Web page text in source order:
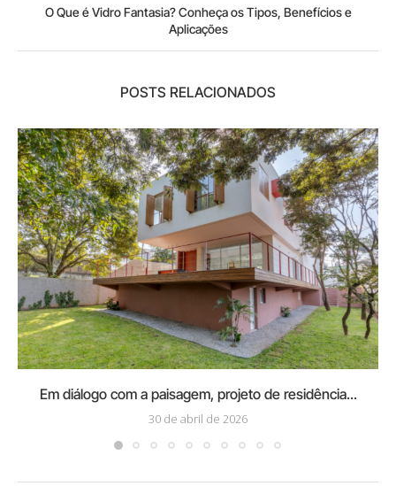
O Que é Vidro Fantasia? Conheça os Tipos, Benefícios e
Aplicações
POSTS RELACIONADOS
Em diálogo com a paisagem, projeto de residência...
30 de abril de 2026